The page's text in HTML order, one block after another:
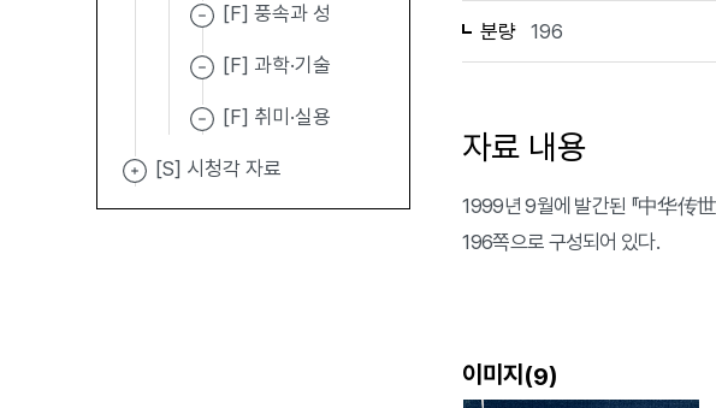
[F] 풍속과 성
[F] 과학·기술
[F] 취미·실용
[S] 시청각 자료
분량 196
자료 내용
1999년 9월에 발간된 『中华
196쪽으로 구성되어 있다.
이미지(9)